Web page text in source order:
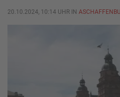
20.10.2024, 10:14 UHR IN